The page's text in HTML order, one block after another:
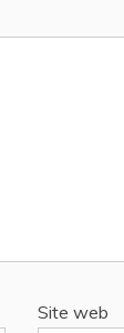
Site web